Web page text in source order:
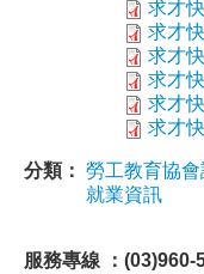
求才
求才
求才
求才
求才
求才
分類： 勞工教育協
就業資訊
服務專線 ：(03)960-